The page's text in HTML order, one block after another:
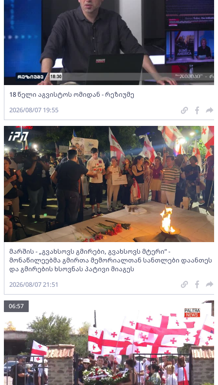
18 წელი აგვისტოს ომიდან - რეზიუმე
2026/08/07 19:55
მარშის - „გვახსოვს გმირები, გვახსოვს მტერი” -
მონაწილეებმა გმირთა მემორიალთან სანთლები დაანთეს
და გმირების ხსოვნას პატივი მიაგეს
2026/08/07 21:51
06:57